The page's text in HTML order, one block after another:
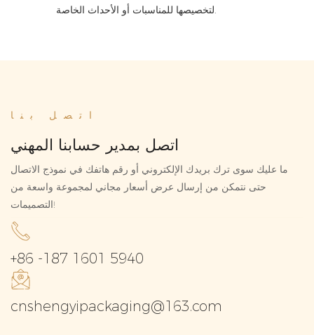
لتخصيصها للمناسبات أو الأحداث الخاصة.
اتصل بنا
اتصل بمدير حسابنا المهني
ما عليك سوى ترك بريدك الإلكتروني أو رقم هاتفك في نموذج الاتصال
حتى نتمكن من إرسال عرض أسعار مجاني لمجموعة واسعة من
التصميمات!
+86 -187 1601 5940
cnshengyipackaging@163.com